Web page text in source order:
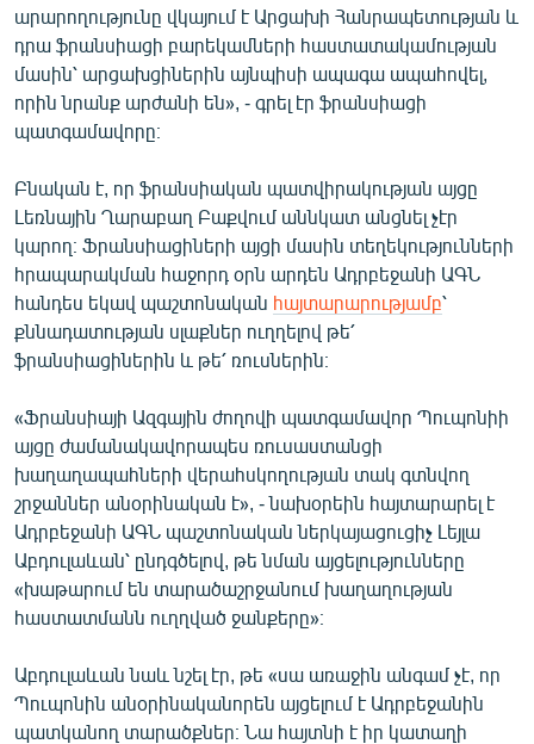
արարողությունը վկայում է Արցախի Հանրապետության և
դրա ֆրանսիացի բարեկամների հաստատակամության
մասին՝ արցախցիներին այնպիսի ապագա ապահովել,
որին նրանք արժանի են», - գրել էր ֆրանսիացի
պատգամավորը։
Բնական է, որ ֆրանսիական պատվիրակության այցը
Լեռնային Ղարաբաղ Բաքվում աննկատ անցնել չէր
կարող։ Ֆրանսիացիների այցի մասին տեղեկությունների
հրապարակման հաջորդ օրն արդեն Ադրբեջանի ԱԳՆ
հանդես եկավ պաշտոնական հայտարարությամբ՝
քննադատության սլաքներ ուղղելով թե՛
ֆրանսիացիներին և թե՛ ռուսներին։
«Ֆրանսիայի Ազգային ժողովի պատգամավոր Պուպոնիի
այցը ժամանակավորապես ռուսաստանցի
խաղաղապահների վերահսկողության տակ գտնվող
շրջաններ անօրինական է», - նախօրեին հայտարարել է
Ադրբեջանի ԱԳՆ պաշտոնական ներկայացուցիչ Լեյլա
Աբդուլաևան՝ ընդգծելով, թե նման այցելությունները
«խաթարում են տարածաշրջանում խաղաղության
հաստատմանն ուղղված ջանքերը»։
Աբդուլաևան նաև նշել էր, թե «սա առաջին անգամ չէ, որ
Պուպոնին անօրինականորեն այցելում է Ադրբեջանին
պատկանող տարածքներ։ Նա հայտնի է իր կատաղի